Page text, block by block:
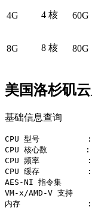
4G 4 核 60G
8G 8 核 80G
美国洛杉矶
基础信息查询
CPU 型号
CPU 核心数
CPU 频率
CPU 缓存
AES-NI 指令集
VM-x/AMD-V 支持
内存